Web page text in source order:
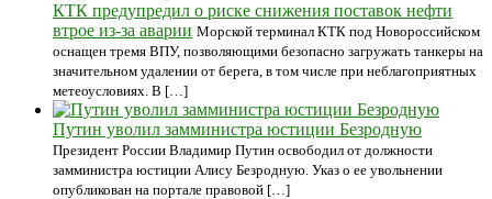
КТК предупредил о риске снижения поставок нефти
втрое из-за аварии Морской терминал КТК под Новороссийском
оснащен тремя ВПУ, позволяющими безопасно загружать танкеры на
значительном удалении от берега, в том числе при неблагоприятных
метеоусловиях. В […]
Путин уволил замминистра юстиции Безродную
Президент России Владимир Путин освободил от должности
замминистра юстиции Алису Безродную. Указ о ее увольнении
опубликован на портале правовой […]